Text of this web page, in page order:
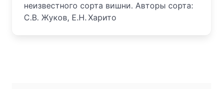
неизвестного сорта вишни. Авторы сорта:
С.В. Жуков, Е.Н. Харито